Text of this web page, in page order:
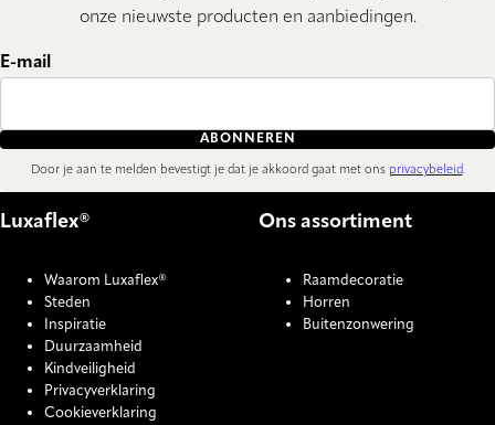
onze nieuwste producten en aanbiedingen.
E-mail
ABONNEREN
Door je aan te melden bevestigt je dat je akkoord gaat met ons privacybeleid.
Luxaflex®
Waarom Luxaflex®
Steden
Inspiratie
Duurzaamheid
Kindveiligheid
Privacyverklaring
Cookieverklaring
Ons assortiment
Raamdecoratie
Horren
Buitenzonwering